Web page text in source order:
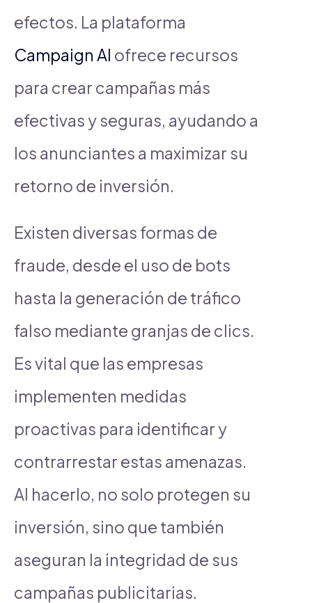
efectos. La plataforma
Campaign AI ofrece recursos
para crear campañas más
efectivas y seguras, ayudando a
los anunciantes a maximizar su
retorno de inversión.
Existen diversas formas de
fraude, desde el uso de bots
hasta la generación de tráfico
falso mediante granjas de clics.
Es vital que las empresas
implementen medidas
proactivas para identificar y
contrarrestar estas amenazas.
Al hacerlo, no solo protegen su
inversión, sino que también
aseguran la integridad de sus
campañas publicitarias.